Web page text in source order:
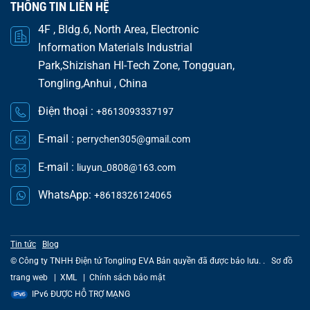
THÔNG TIN LIÊN HỆ
4F , Bldg.6, North Area, Electronic
Information Materials Industrial
Park,Shizishan Hl-Tech Zone, Tongguan,
Tongling,Anhui , China
Điện thoại : +8613093337197
E-mail : perrychen305@gmail.com
E-mail : liuyun_0808@163.com
WhatsApp: +8618326124065
Tin tức
Blog
© Công ty TNHH Điện tử Tongling EVA Bản quyền đã được bảo lưu. .
Sơ đồ
trang web
| XML | Chính sách bảo mật
IPv6 ĐƯỢC HỖ TRỢ MẠNG